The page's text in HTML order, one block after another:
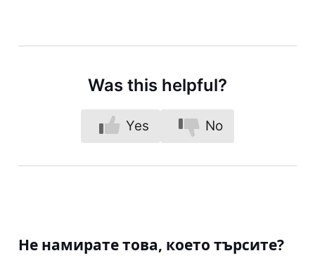
Was this helpful?
Yes No
Не намирате това, което търсите?